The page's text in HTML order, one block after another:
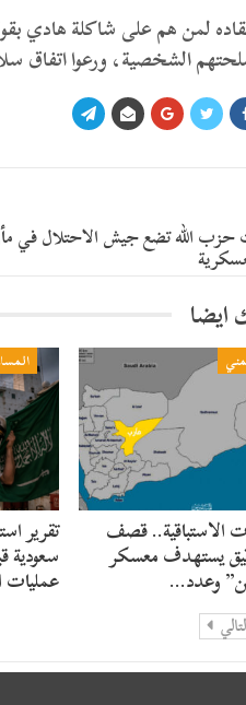
لمن هم على شاكلة هادي
الشخصية، ورعوا اتفاق
حزب الله تضع جيش الاحتلال في
ايضا
الاستباقية.. قصف
يستهدف معسكر
وعدد…
تقرير
سعودية
عمليات